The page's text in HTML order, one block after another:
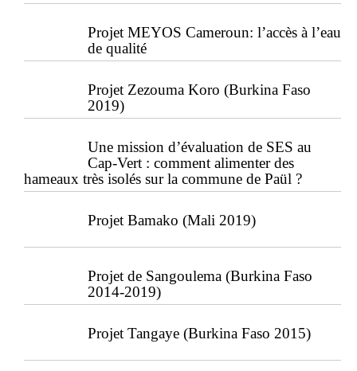
Projet MEYOS Cameroun: l’accès à l’eau
de qualité
Projet Zezouma Koro (Burkina Faso
2019)
Une mission d’évaluation de SES au
Cap-Vert : comment alimenter des
hameaux très isolés sur la commune de Paül ?
Projet Bamako (Mali 2019)
Projet de Sangoulema (Burkina Faso
2014-2019)
Projet Tangaye (Burkina Faso 2015)